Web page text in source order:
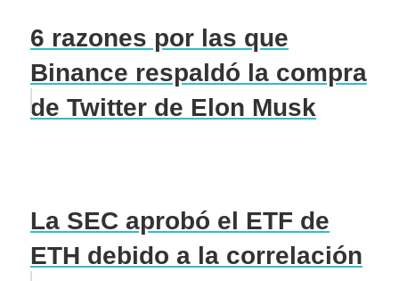
6 razones por las que
Binance respaldó la compra
de Twitter de Elon Musk
La SEC aprobó el ETF de
ETH debido a la correlación